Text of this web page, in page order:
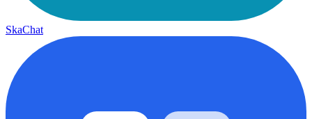
SkaChat